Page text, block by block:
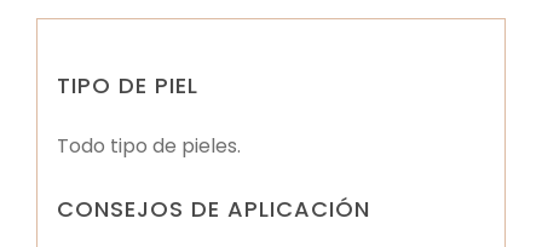
TIPO DE PIEL
Todo tipo de pieles.
CONSEJOS DE APLICACIÓN